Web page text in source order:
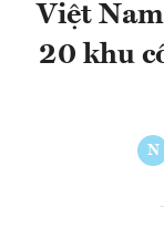
Việt
20 khu
N